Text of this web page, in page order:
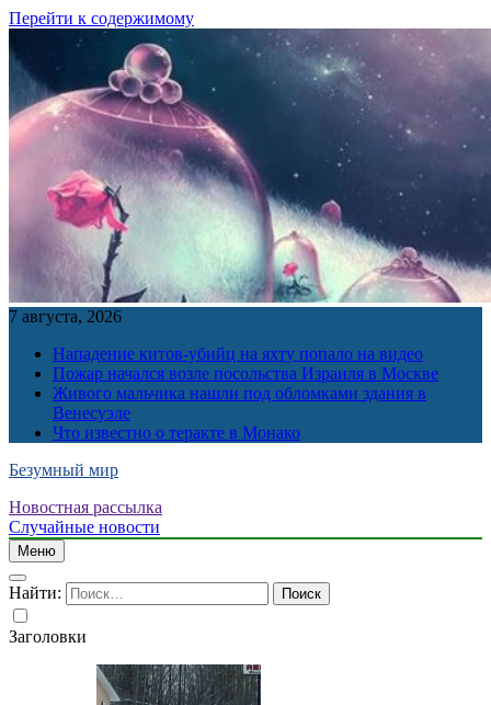
Перейти к содержимому
7 августа, 2026
Нападение китов-убийц на яхту попало на видео
Пожар начался возле посольства Израиля в Москве
Живого мальчика нашли под обломками здания в
Венесуэле
Что известно о теракте в Монако
Безумный мир
Новостная рассылка
Случайные новости
Меню
Найти:
Заголовки